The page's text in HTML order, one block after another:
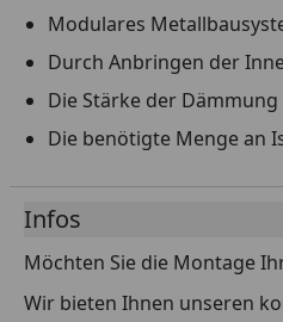
Modulares
Durch Anbringen der
Die Stärke der
Die benötigte Menge an
Infos
Möchten Sie die Montage
Wir bieten Ihnen unseren